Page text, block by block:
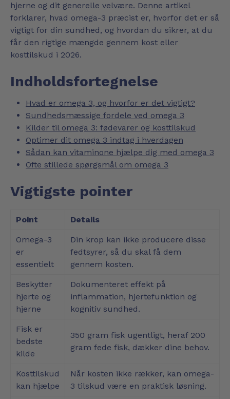
hjerne og dit generelle velvære. Denne artikel
forklarer, hvad omega-3 præcist er, hvorfor det er så
vigtigt for din sundhed, og hvordan du sikrer, at du
får den rigtige mængde gennem kost eller
kosttilskud i 2026.
Indholdsfortegnelse
Hvad er omega 3, og hvorfor er det vigtigt?
Sundhedsmæssige fordele ved omega 3
Kilder til omega 3: fødevarer og kosttilskud
Optimer dit omega 3 indtag i hverdagen
Sådan kan vitaminone hjælpe dig med omega 3
Ofte stillede spørgsmål om omega 3
Vigtigste pointer
Point Details
Omega-3
er
essentielt
Din krop kan ikke producere disse
fedtsyrer, så du skal få dem
gennem kosten.
Beskytter
hjerte og
hjerne
Dokumenteret effekt på
inflammation, hjertefunktion og
kognitiv sundhed.
Fisk er
bedste
kilde
350 gram fisk ugentligt, heraf 200
gram fede fisk, dækker dine behov.
Kosttilskud
kan hjælpe
Når kosten ikke rækker, kan omega-
3 tilskud være en praktisk løsning.